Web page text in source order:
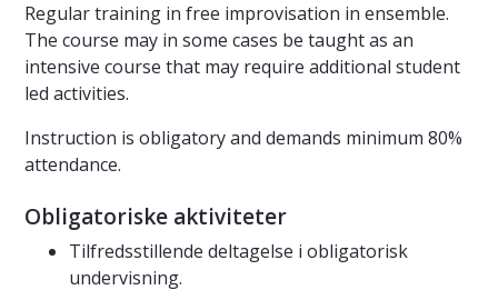
Regular training in free improvisation in ensemble.
The course may in some cases be taught as an
intensive course that may require additional student
led activities.
Instruction is obligatory and demands minimum 80%
attendance.
Obligatoriske aktiviteter
Tilfredsstillende deltagelse i obligatorisk
undervisning.